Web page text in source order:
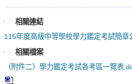
相關連結
115年度高級中等學校學力鑑定考試簡章
相關檔案
（附件二）學力鑑定考試各考區一覽表